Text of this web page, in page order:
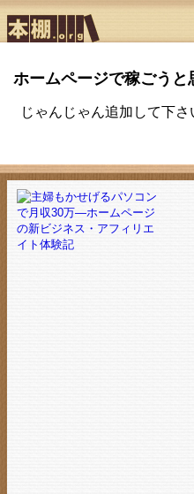
ホームページで稼ごうと
じゃんじゃん追加して下さ